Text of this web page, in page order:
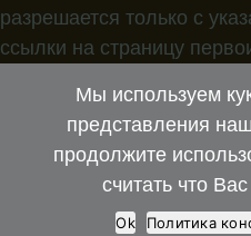
разрешается только с
ссылки на страницу
Мы используем
представления
продолжите
считать что
Ok Политика